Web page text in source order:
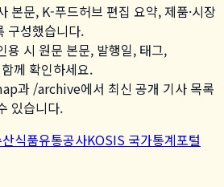
본문, K-푸드허브 편집 요약, 제품·시장
구성했습니다.
용 시 원문 본문, 발행일, 태그,
께 확인하세요.
과 /archive에서 최신 공개 기사 목록
있습니다.
식품유통공사KOSIS 국가통계포털